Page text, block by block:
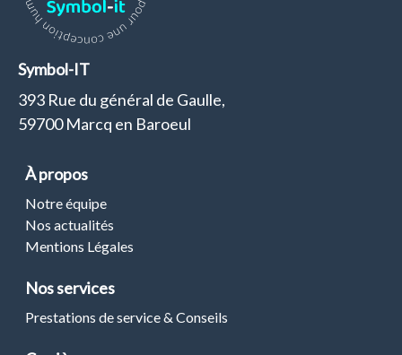
Symbol-IT
393 Rue du général de Gaulle,
59700 Marcq en Baroeul
À propos
Notre équipe
Nos actualités
Mentions Légales
Nos services
Prestations de service & Conseils